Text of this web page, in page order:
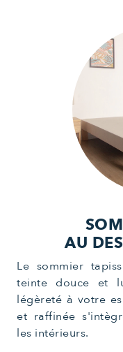
AU
Le sommier
teinte douce et
légèreté à votre
et raffinée
les intérieurs.